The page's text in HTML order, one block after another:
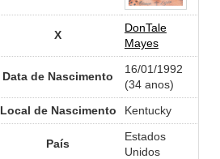
X
DonTale
Mayes
Data de Nascimento
16/01/1992
(34 anos)
Local de Nascimento Kentucky
País
Estados
Unidos